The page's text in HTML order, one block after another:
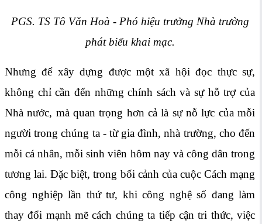
PGS. TS Tô Văn Hoà - Phó hiệu trưởng Nhà trường
phát biểu khai mạc.
Nhưng để xây dựng được một xã hội đọc thực sự,
không chỉ cần đến những chính sách và sự hỗ trợ của
Nhà nước, mà quan trọng hơn cả là sự nỗ lực của mỗi
người trong chúng ta - từ gia đình, nhà trường, cho đến
mỗi cá nhân, mỗi sinh viên hôm nay và công dân trong
tương lai. Đặc biệt, trong bối cảnh của cuộc Cách mạng
công nghiệp lần thứ tư, khi công nghệ số đang làm
thay đổi mạnh mẽ cách chúng ta tiếp cận tri thức, việc